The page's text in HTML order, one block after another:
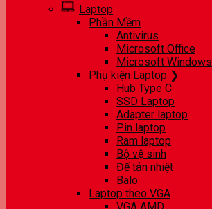
Laptop
Phần Mềm
Antivirus
Microsoft Office
Microsoft Windows
Phụ kiện Laptop ❯
Hub Type C
SSD Laptop
Adapter laptop
Pin laptop
Ram laptop
Bộ vệ sinh
Đế tản nhiệt
Balo
Laptop theo VGA